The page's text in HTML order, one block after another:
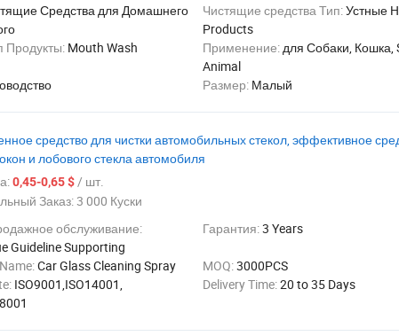
Средства для Домашнего
Чистящие средства Тип:Устные
Products
Продукты: Mouth Wash Применение:для Собаки, Кошка,
Animal
Размер: Малый
средство для чистки автомобильных стекол, эффективное
и лобового стекла автомобиля
0,45-0,65 $/ шт.
Заказ:3 000 Куски
обслуживание:
Guideline Supporting
Гарантия:3 Years
Car Glass Cleaning Spray MOQ:3000PCS
ISO9001,ISO14001,
Delivery Time:20 to 35 Days